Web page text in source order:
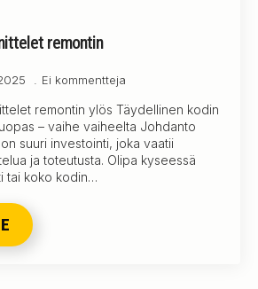
remontin
Ei kommentteja
remontin ylös Täydellinen kodin
– vaihe vaiheelta Johdanto
suuri investointi, joka vaatii
ja toteutusta. Olipa kyseessä
tai koko kodin…